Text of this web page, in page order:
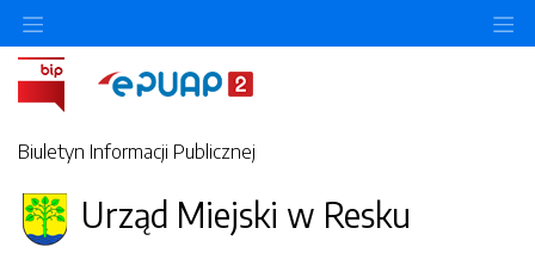
Biuletyn Informacji Publicznej
Urząd Miejski w Resku